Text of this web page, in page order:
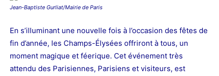
Jean-Baptiste Gurliat/Mairie de Paris
En s’illuminant une nouvelle fois à l’occasion des fêtes de
fin d’année, les Champs-Élysées offriront à tous, un
moment magique et féerique. Cet événement très
attendu des Parisiennes, Parisiens et visiteurs, est